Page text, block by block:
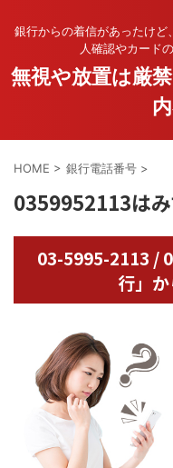
銀行からの着信があったけ
人確認やカード
無視や放置は厳
HOME > 銀行電話番号 >
0359952113は
03-5995-2113 /
行」か